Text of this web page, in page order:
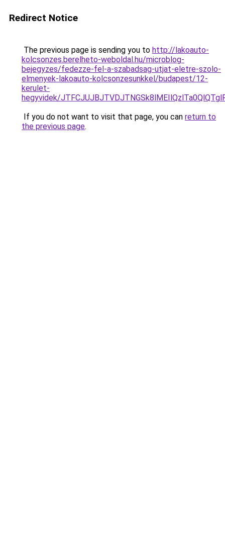
Redirect Notice
The previous page is sending you to http://lakoauto-
kolcsonzes.berelheto-weboldal.hu/microblog-
bejegyzes/fedezze-fel-a-szabadsag-utjat-eletre-szolo-
elmenyek-lakoauto-kolcsonzesunkkel/budapest/12-
kerulet-
hegyvidek/
If you do not want to visit that page, you can return to
the previous page.